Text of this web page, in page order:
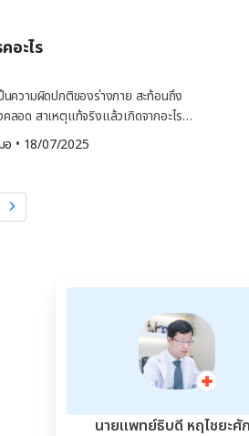
ค์จะยุติการตั้งครรภ์ต้องได้รับการ
รม และผู้ประกอบวิชาชีพอื่น ก่อนตัดสิน
ภ์มีความสำคัญต่อการเลือกวิธียุติการ
มดลูก อายุครรภ์มากกว่า
ติการตั้งครรภ์จะน้อยลงตามอายุครรภ์
รทำงานของฮอร์โมนตัวสำคัญที่ชื่อว่า
อะไร
ความผิดปกติของร่างกาย สะท้อนถึง
ลอด สาเหตุแท้จริงแล้วเกิดจากอะไร
ออก กรณีการมีเพศสัมพันธ์แล้ว
สัมพันแล้วเลือดออกจะเกิดจากเยื่อ
ล้วเลือดออกในครั้งแรกนั้น ใช่ว่าทุก
ด หรือเกิดการขาดไปแล้วจากการเล่น
รสอดใส่อวัยวะเพศ ก็อาจทำให้เลือด
ในการร่วมเพศ อาจส่งผลให้เส้นเลือด
ตกค้าง :
สีจะออกแดงคล้ำ ๆ เหมือนเลือดเก่า
อาจมีเลือดออกผิดปกติทางช่องคลอด
อ • 18/07/2025
นายแพทย์ธิบดี หฤไชยะศั